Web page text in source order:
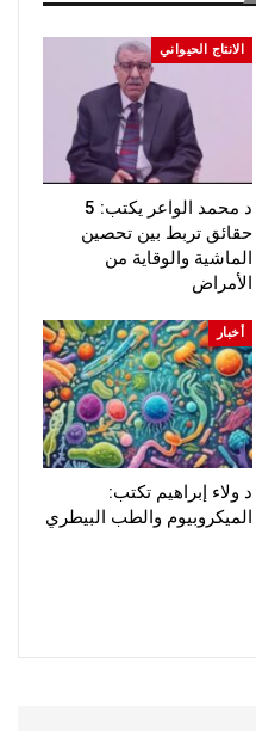
الانتاج الحيواني
د محمد الواعر يكتب: 5
حقائق تربط بين تحصين
الماشية والوقاية من
الأمراض
أخبار
د ولاء إبراهيم تكتب:
الميكروبيوم والطب البيطري